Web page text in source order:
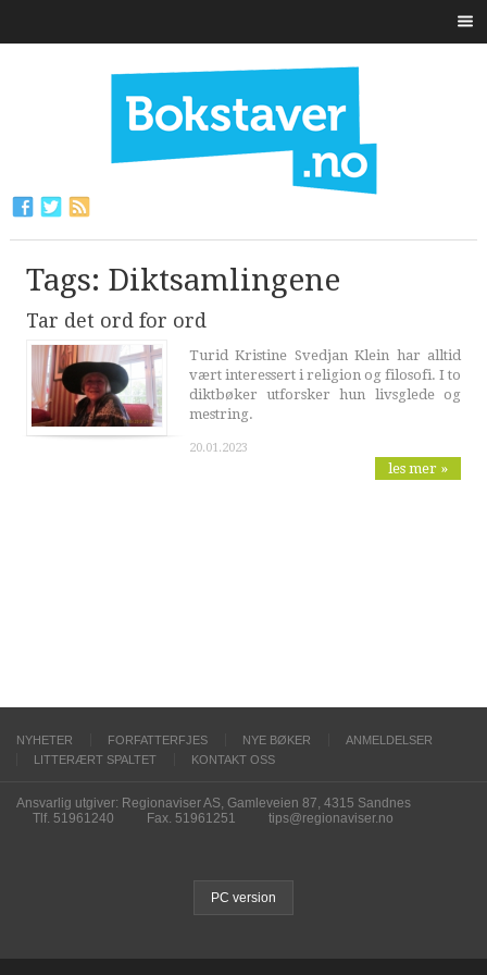
Tags: Diktsamlingene
Tar det ord for ord
Turid Kristine Svedjan Klein har alltid
vært interessert i religion og filosofi. I to
diktbøker utforsker hun livsglede og
mestring.
20.01.2023
les mer »
NYHETER FORFATTERFJES NYE BØKER
ANMELDELSER
LITTERÆRT SPALTET
KONTAKT OSS
Ansvarlig utgiver: Regionaviser AS, Gamleveien 87, 4315 Sandnes
Tlf. 51961240
Fax. 51961251 tips@regionaviser.no
PC version